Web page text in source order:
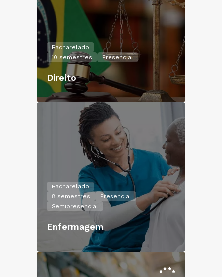
Bacharelado
10 semestres
Presencial
Direito
Bacharelado
8 semestres
Presencial
Semipresencial
Enfermagem